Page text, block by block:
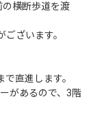
横断歩道を渡
ざいます。
直進します。
があるので、3階